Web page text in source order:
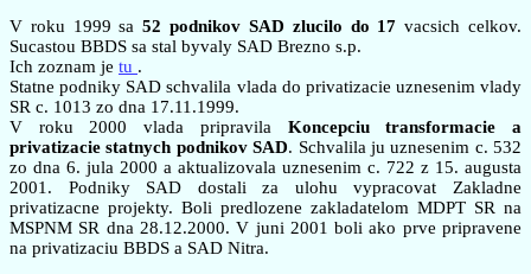
V roku 1999 sa52 podnikov SAD zlucilo do 17 vacsich celkov.
Sucastou BBDS sa stal byvaly SAD Brezno s.p.
Ich zoznam je tu .
Statne podniky SAD schvalila vlada do privatizacie uznesenim vlady
SR c. 1013 zo dna 17.11.1999.
V roku 2000 vlada pripravila Koncepciu transformacie a
privatizacie statnych podnikov SAD. Schvalila ju uznesenim c. 532
zo dna 6. jula 2000 a aktualizovala uznesenim c. 722 z 15. augusta
2001. Podniky SAD dostali za ulohu vypracovat Zakladne
privatizacne projekty. Boli predlozene zakladatelom MDPT SR na
MSPNM SR dna 28.12.2000. V juni 2001 boli ako prve pripravene
na privatizaciu BBDS a SAD Nitra.